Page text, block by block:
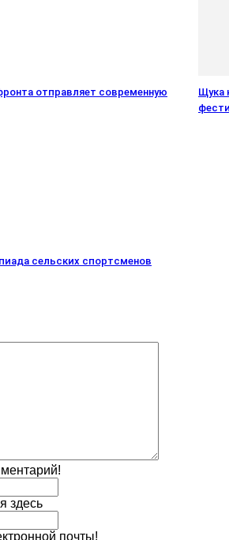
отправляет современную
Щука
сельских спортсменов
здесь
почты!